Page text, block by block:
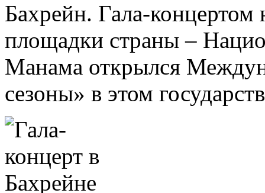
Бахрейн. Гала-концертом
площадки страны –
Манама открылся
сезоны» в этом